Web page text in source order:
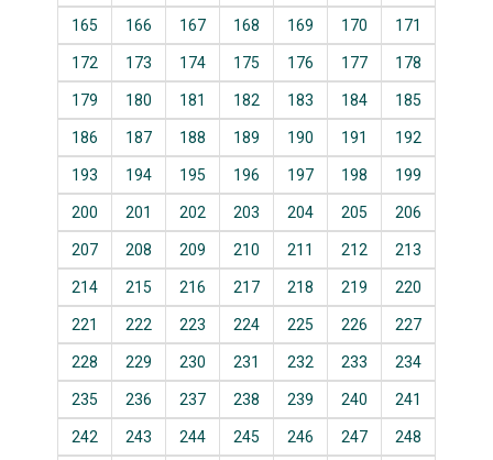
165 166 167 168 169 170 171
172 173 174 175 176 177 178
179 180 181 182 183 184 185
186 187 188 189 190 191 192
193 194 195 196 197 198 199
200 201 202 203 204 205 206
207 208 209 210 211 212 213
214 215 216 217 218 219 220
221 222 223 224 225 226 227
228 229 230 231 232 233 234
235 236 237 238 239 240 241
242 243 244 245 246 247 248